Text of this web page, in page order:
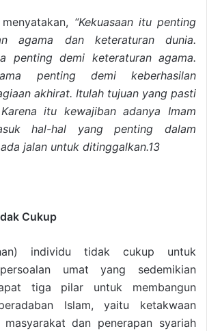
“Kekuasaan itu penting
agama dan keteraturan dunia.
penting demi keteraturan agama.
penting demi keberhasilan
akhirat. Itulah tujuan yang pasti
itu kewajiban adanya Imam
hal-hal yang penting dalam
jalan untuk ditinggalkan.13
Cukup
individu tidak cukup untuk
umat yang sedemikian
tiga pilar untuk membangun
Islam, yaitu ketakwaan
dan penerapan syariah